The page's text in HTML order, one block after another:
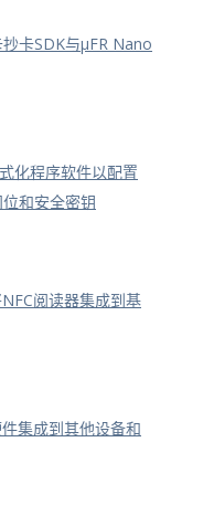
卡SDK与μFR Nano
化程序软件以配置
和安全密钥
阅读器集成到基
集成到其他设备和